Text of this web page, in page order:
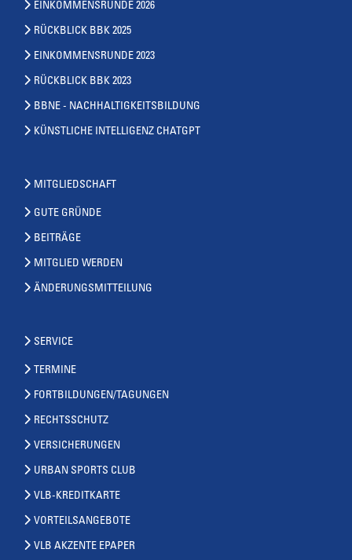
EINKOMMENSRUNDE 2026
RÜCKBLICK BBK 2025
EINKOMMENSRUNDE 2023
RÜCKBLICK BBK 2023
BBNE - NACHHALTIGKEITSBILDUNG
KÜNSTLICHE INTELLIGENZ CHATGPT
MITGLIEDSCHAFT
GUTE GRÜNDE
BEITRÄGE
MITGLIED WERDEN
ÄNDERUNGSMITTEILUNG
SERVICE
TERMINE
FORTBILDUNGEN/TAGUNGEN
RECHTSSCHUTZ
VERSICHERUNGEN
URBAN SPORTS CLUB
VLB-KREDITKARTE
VORTEILSANGEBOTE
VLB AKZENTE EPAPER